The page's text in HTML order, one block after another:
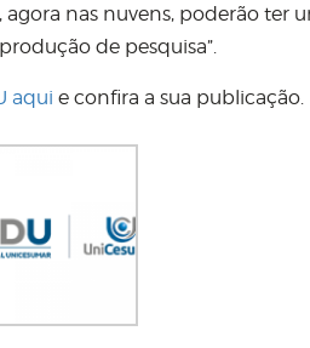
agora nas nuvens, poderão ter
de pesquisa”.
aqui e confira a sua publicação.